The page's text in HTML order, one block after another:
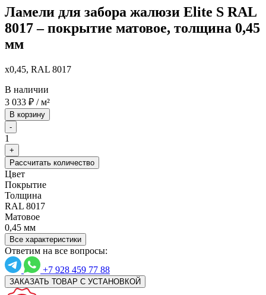
Ламели для забора жалюзи Elite S RAL
8017 – покрытие матовое, толщина 0,45
мм
x0,45, RAL 8017
В наличии
3 033 ₽ / м²
В корзину
-
1
+
Рассчитать количество
Цвет
Покрытие
Толщина
RAL 8017
Матовое
0,45 мм
Все характеристики
Ответим на все вопросы:
+7 928 459 77 88
ЗАКАЗАТЬ ТОВАР С УСТАНОВКОЙ